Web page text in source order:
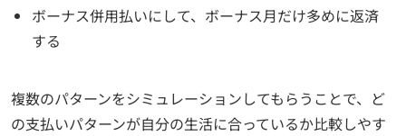
ボーナス併用払いにして、ボーナス月だけ多めに返済
する
複数のパターンをシミュレーションしてもらうことで、ど
の支払いパターンが自分の生活に合っているか比較しやす